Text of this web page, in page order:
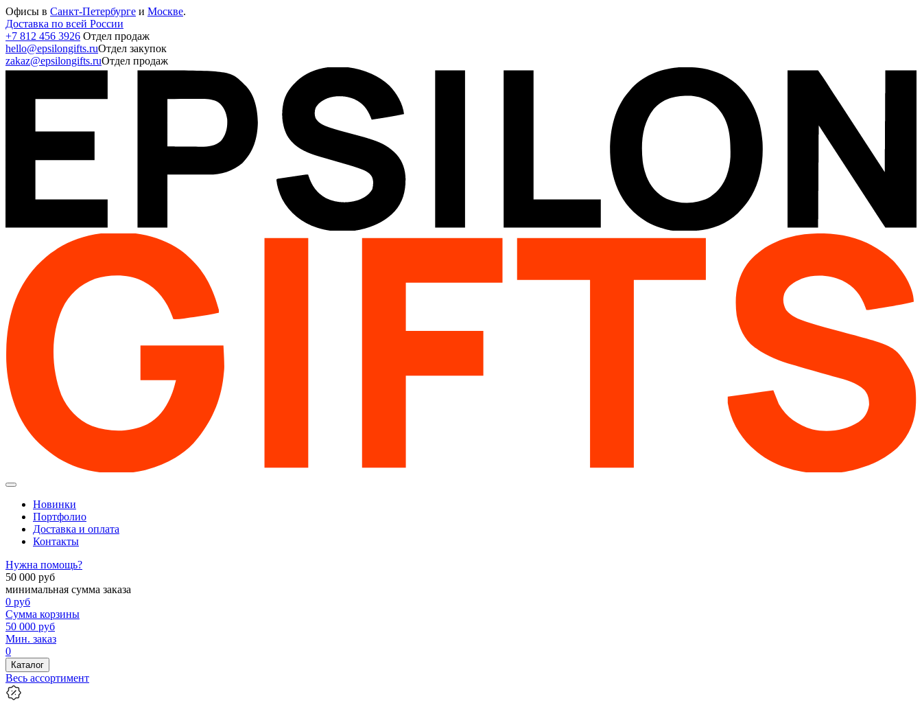
Офисы в Санкт-Петербурге и Москве.
Доставка по всей России
+7 812 456 3926 Отдел продаж
hello@epsilongifts.ruОтдел закупок
zakaz@epsilongifts.ruОтдел продаж
Новинки
Портфолио
Доставка и оплата
Контакты
Нужна помощь?
50 000 руб
минимальная сумма заказа
0 руб
Сумма корзины
50 000 руб
Мин. заказ
0
Каталог
Весь ассортимент